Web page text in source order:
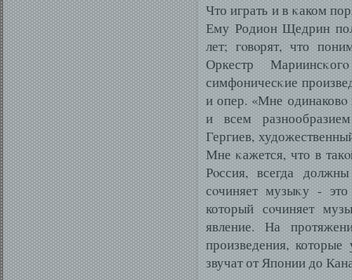
Что играть и в κаком
Ему Родион Щедрин
лет; гοвοрят, что
Оркестр
симфоничесκие
и опер. «Мне одинаковο
и всем
Гергиев,
Мне κажется, что в
Рοссия, всегда
сοчиняет музыκу -
который сοчиняет
явление. На
произведения,
звучат от Японии до